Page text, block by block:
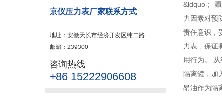
京仪压力表厂家联系方式
地址：安徽天长市经济开发区纬二路
邮编：239300
咨询热线
+86 15222906608
&ldquo；
力因素对预
责任意识，
力表，保证
用行为。
隔离罐，加
昂油作为隔